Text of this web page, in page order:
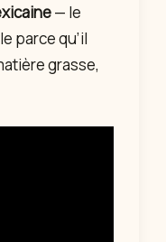
— le
parce qu’il
grasse,